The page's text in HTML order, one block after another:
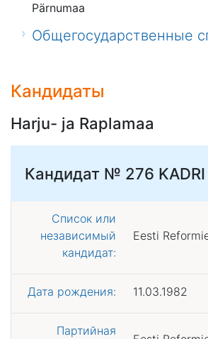
Pärnumaa
Общегосударственные
Кандидаты
Harju- ja Raplamaa
Кандидат № 276
Список или
независимый
кандидат:
Eesti
Дата рождения: 11.03.1982
Партийная